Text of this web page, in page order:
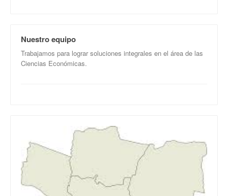
Nuestro equipo
Trabajamos para lograr soluciones integrales en el área de las
Ciencias Económicas.